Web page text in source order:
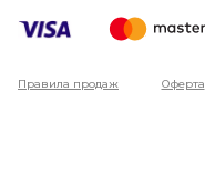
Правила продаж Оферта